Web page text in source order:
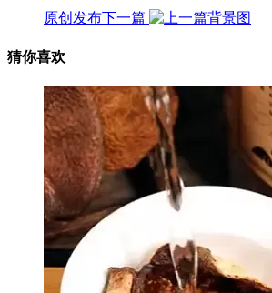
原创发布 下一篇
猜你喜欢